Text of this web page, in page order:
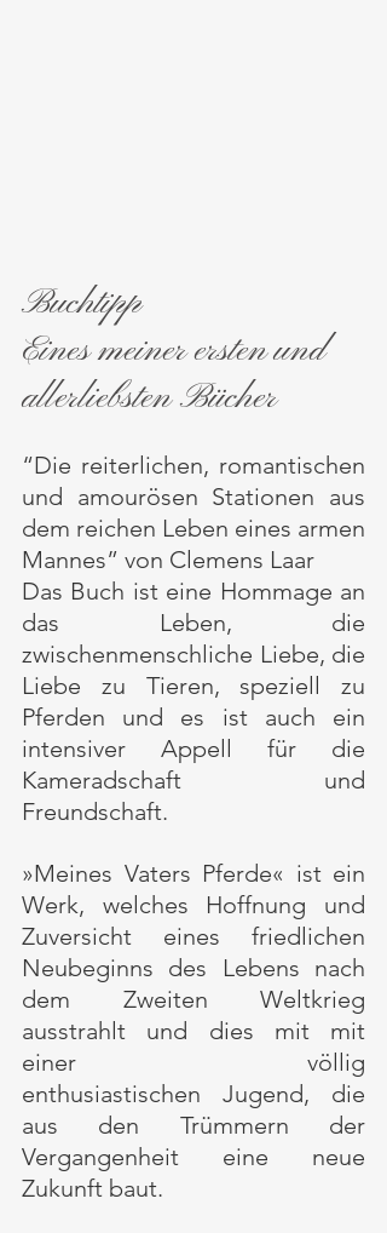
Buchtipp
Eines meiner ersten und
allerliebsten Bücher
“Die reiterlichen, romantischen
und amourösen Stationen aus
dem reichen Leben eines armen
Mannes” von Clemens Laar
Das Buch ist eine Hommage an
das Leben, die
zwischenmenschliche Liebe, die
Liebe zu Tieren, speziell zu
Pferden und es ist auch ein
intensiver Appell für die
Kameradschaft und
Freundschaft.
»Meines Vaters Pferde« ist ein
Werk, welches Hoffnung und
Zuversicht eines friedlichen
Neubeginns des Lebens nach
dem Zweiten Weltkrieg
ausstrahlt und dies mit mit
einer völlig
enthusiastischen Jugend, die
aus den Trümmern der
Vergangenheit eine neue
Zukunft baut.